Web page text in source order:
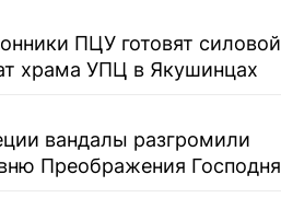
ПЦУ готовят силовой
храма УПЦ в Якушинцах
вандалы разгромили
Преображения Господня